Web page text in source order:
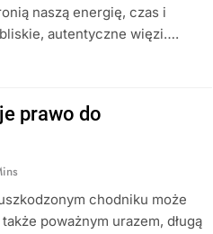
naszą energię, czas i
autentyczne więzi….
prawo do
chodniku może
poważnym urazem, długą